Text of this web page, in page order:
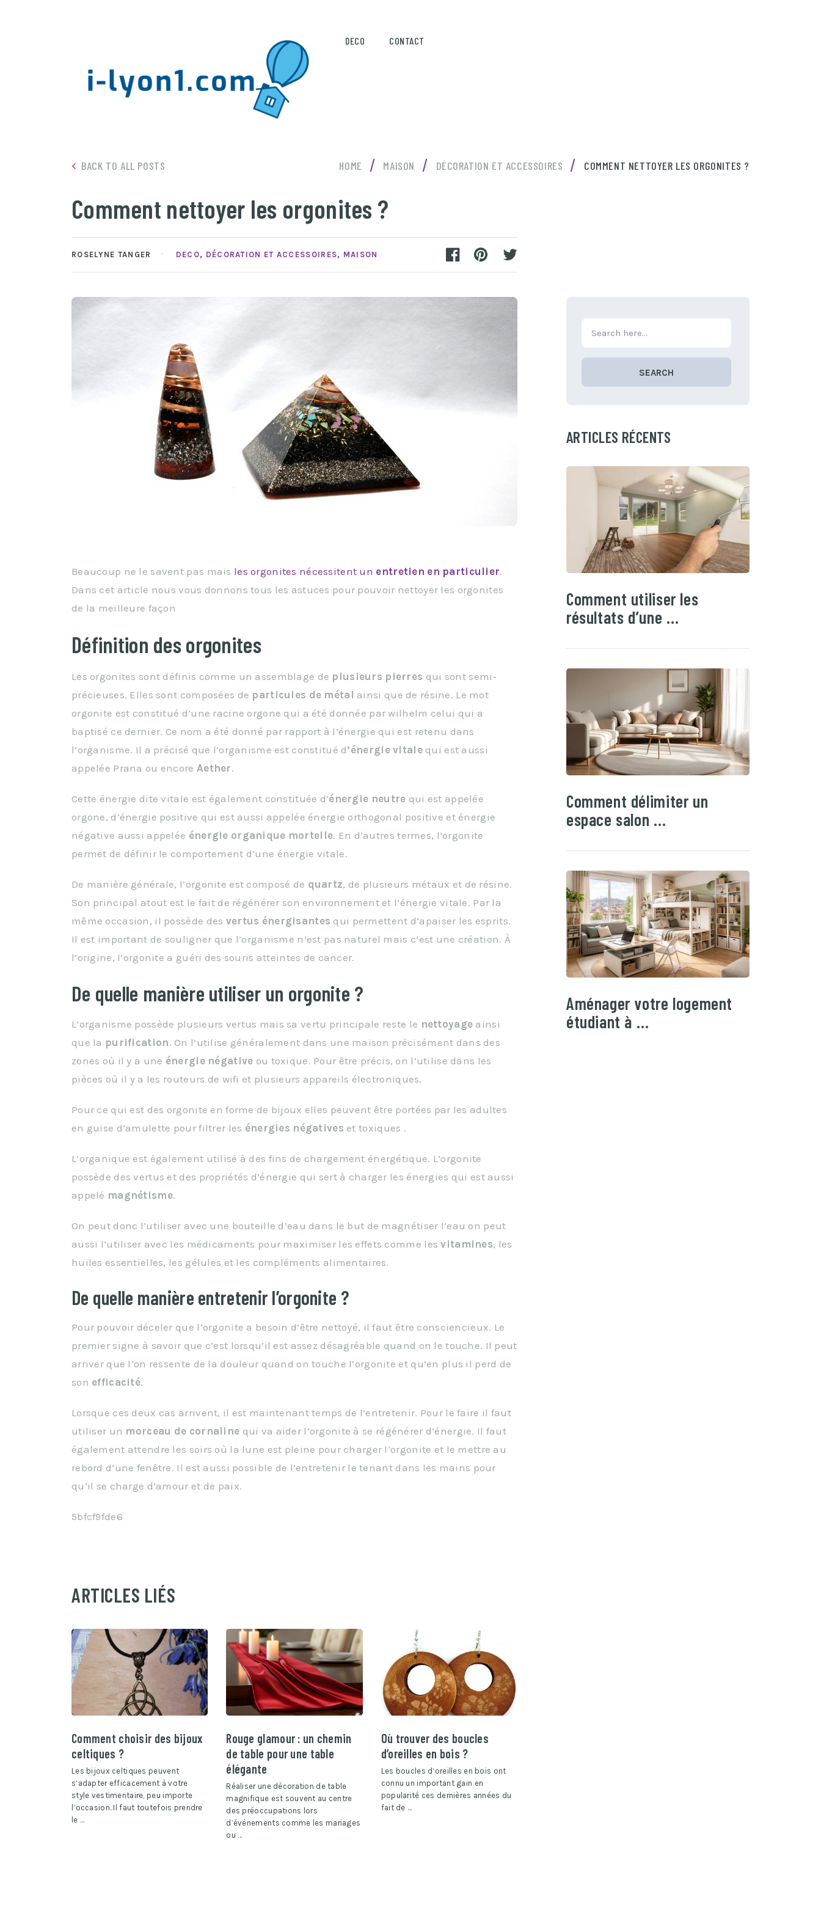
DECO CONTACT
BACK TO ALL POSTS HOME / MAISON / DÉCORATION ET ACCESSOIRES / COMMENT NETTOYER LES ORGONITES ?
Comment nettoyer les orgonites ?
ROSELYNE TANGER DECO, DÉCORATION ET ACCESSOIRES, MAISON
Beaucoup ne le savent pas mais les orgonites nécessitent un entretien en particulier.
Dans cet article nous vous donnons tous les astuces pour pouvoir nettoyer les orgonites
de la meilleure façon
Définition des orgonites
Les orgonites sont définis comme un assemblage de plusieurs pierres qui sont semi-
précieuses. Elles sont composées de particules de métal ainsi que de résine. Le mot
orgonite est constitué d’une racine orgone qui a été donnée par wilhelm celui qui a
baptisé ce dernier. Ce nom a été donné par rapport à l’énergie qui est retenu dans
l’organisme. Il a précisé que l’organisme est constitué d‘énergie vitale qui est aussi
appelée Prana ou encore Aether.
Cette énergie dite vitale est également constituée d’énergie neutre qui est appelée
orgone, d’énergie positive qui est aussi appelée énergie orthogonal positive et énergie
négative aussi appelée énergie organique mortelle. En d’autres termes, l’orgonite
permet de définir le comportement d’une énergie vitale.
De manière générale, l’orgonite est composé de quartz, de plusieurs métaux et de résine.
Son principal atout est le fait de régénérer son environnement et l’énergie vitale. Par la
même occasion, il possède des vertus énergisantes qui permettent d’apaiser les esprits.
Il est important de souligner que l’organisme n’est pas naturel mais c’est une création. À
l’origine, l’orgonite a guéri des souris atteintes de cancer.
De quelle manière utiliser un orgonite ?
L’organisme possède plusieurs vertus mais sa vertu principale reste le nettoyage ainsi
que la purification. On l’utilise généralement dans une maison précisément dans des
zones où il y a une énergie négative ou toxique. Pour être précis, on l’utilise dans les
pièces où il y a les routeurs de wifi et plusieurs appareils électroniques.
Pour ce qui est des orgonite en forme de bijoux elles peuvent être portées par les adultes
en guise d’amulette pour filtrer les énergies négatives et toxiques .
L’organique est également utilisé à des fins de chargement énergétique. L’orgonite
possède des vertus et des propriétés d’énergie qui sert à charger les énergies qui est aussi
appelé magnétisme.
On peut donc l’utiliser avec une bouteille d’eau dans le but de magnétiser l’eau on peut
aussi l’utiliser avec les médicaments pour maximiser les effets comme lesvitamines, les
huiles essentielles, les gélules et les compléments alimentaires.
De quelle manière entretenir l’orgonite ?
Pour pouvoir déceler que l’orgonite a besoin d’être nettoyé, il faut être consciencieux. Le
premier signe à savoir que c’est lorsqu’il est assez désagréable quand on le touche. Il peut
arriver que l’on ressente de la douleur quand on touche l’orgonite et qu’en plus il perd de
son efficacité.
Lorsque ces deux cas arrivent, il est maintenant temps de l’entretenir. Pour le faire il faut
utiliser un morceau de cornaline qui va aider l’orgonite à se régénérer d’énergie. Il faut
également attendre les soirs où la lune est pleine pour charger l’orgonite et le mettre au
rebord d’une fenêtre. Il est aussi possible de l’entretenir le tenant dans les mains pour
qu’il se charge d’amour et de paix.
5bfcf9fde6
ARTICLES LIÉS
Comment choisir des bijoux
celtiques ?
Les bijoux celtiques peuvent
s’adapter efficacement à votre
style vestimentaire, peu importe
l’occasion. Il faut toutefois prendre
le …
Rouge glamour : un chemin
de table pour une table
élégante
Réaliser une décoration de table
magnifique est souvent au centre
des préoccupations lors
d’événements comme les mariages
ou …
Où trouver des boucles
d’oreilles en bois ?
Les boucles d’oreilles en bois ont
connu un important gain en
popularité ces dernières années du
fait de …
SEARCH
ARTICLES RÉCENTS
Comment utiliser les
résultats d’une …
Comment délimiter un
espace salon …
Aménager votre logement
étudiant à …